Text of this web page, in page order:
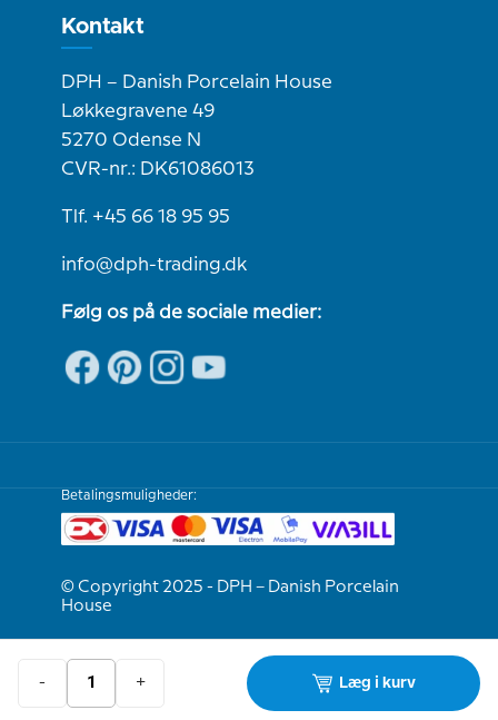
- + Læg i kurv
Kontakt
DPH – Danish Porcelain House
Løkkegravene 49
5270 Odense N
CVR-nr.: DK61086013
Tlf. +45 66 18 95 95
info@dph-trading.dk
Følg os på de sociale medier:
Betalingsmuligheder:
© Copyright 2025 - DPH – Danish Porcelain
House